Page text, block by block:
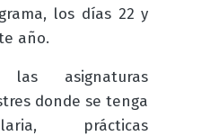
los días 22 y
año.
asignaturas
donde se tenga
prácticas